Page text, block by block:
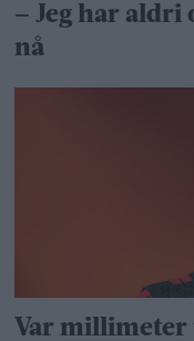
– Jeg har aldri
nå
Var millimeter